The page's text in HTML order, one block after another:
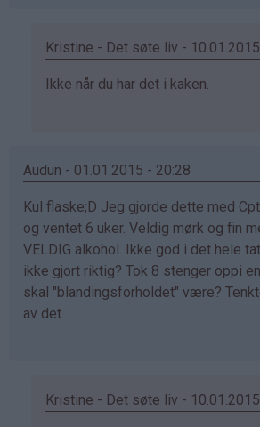
Kristine - Det søte liv -
Som
Gunhild
bekreftet)
Ikke når du har det i kaken.
Audun - 01.01.2015 - 20:28
Kul flaske;D Jeg gjorde dette med
og ventet 6 uker. Veldig mørk og fin
VELDIG alkohol. Ikke god i det hele
ikke gjort riktig? Tok 8 stenger oppi
skal "blandingsforholdet" være?
av det.
Kristine - Det søte liv -